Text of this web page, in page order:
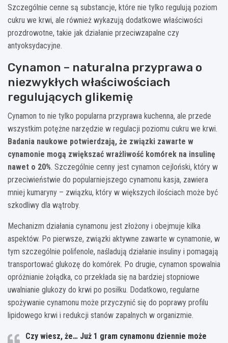
Szczególnie cenne są substancje, które nie tylko regulują poziom
cukru we krwi, ale również wykazują dodatkowe właściwości
prozdrowotne, takie jak działanie przeciwzapalne czy
antyoksydacyjne.
Cynamon – naturalna przyprawa o
niezwykłych właściwościach
regulujących glikemię
Cynamon to nie tylko popularna przyprawa kuchenna, ale przede
wszystkim potężne narzędzie w regulacji poziomu cukru we krwi.
Badania naukowe potwierdzają, że związki zawarte w
cynamonie mogą zwiększać wrażliwość komórek na insulinę
nawet o 20%. Szczególnie cenny jest cynamon cejloński, który w
przeciwieństwie do popularniejszego cynamonu kasja, zawiera
mniej kumaryny – związku, który w większych ilościach może być
szkodliwy dla wątroby.
Mechanizm działania cynamonu jest złożony i obejmuje kilka
aspektów. Po pierwsze, związki aktywne zawarte w cynamonie, w
tym szczególnie polifenole, naśladują działanie insuliny i pomagają
transportować glukozę do komórek. Po drugie, cynamon spowalnia
opróżnianie żołądka, co przekłada się na bardziej stopniowe
uwalnianie glukozy do krwi po posiłku. Dodatkowo, regularne
spożywanie cynamonu może przyczynić się do poprawy profilu
lipidowego krwi i redukcji stanów zapalnych w organizmie.
Czy wiesz, że… Już 1 gram cynamonu dziennie może